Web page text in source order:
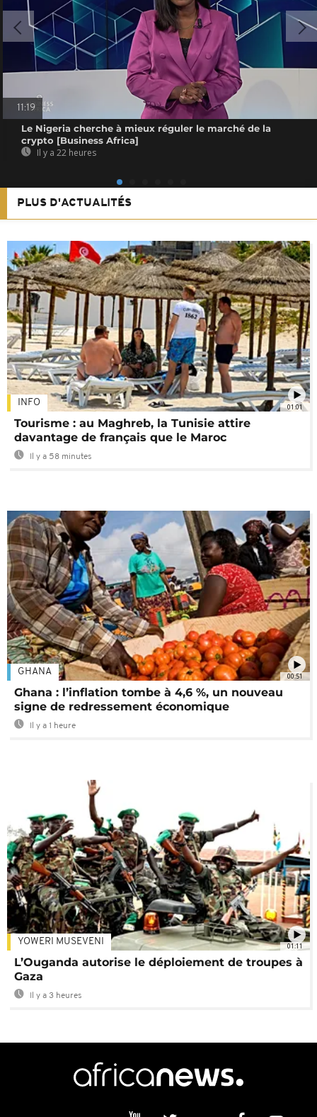
11:19
Le Nigeria cherche à mieux réguler le marché de la
crypto [Business Africa]
Il y a 22 heures
PLUS D'ACTUALITÉS
01:01
INFO
Tourisme : au Maghreb, la Tunisie attire
davantage de français que le Maroc
Il y a 58 minutes
00:51
GHANA
Ghana : l’inflation tombe à 4,6 %, un nouveau
signe de redressement économique
Il y a 1 heure
01:11
YOWERI MUSEVENI
L’Ouganda autorise le déploiement de troupes à
Gaza
Il y a 3 heures